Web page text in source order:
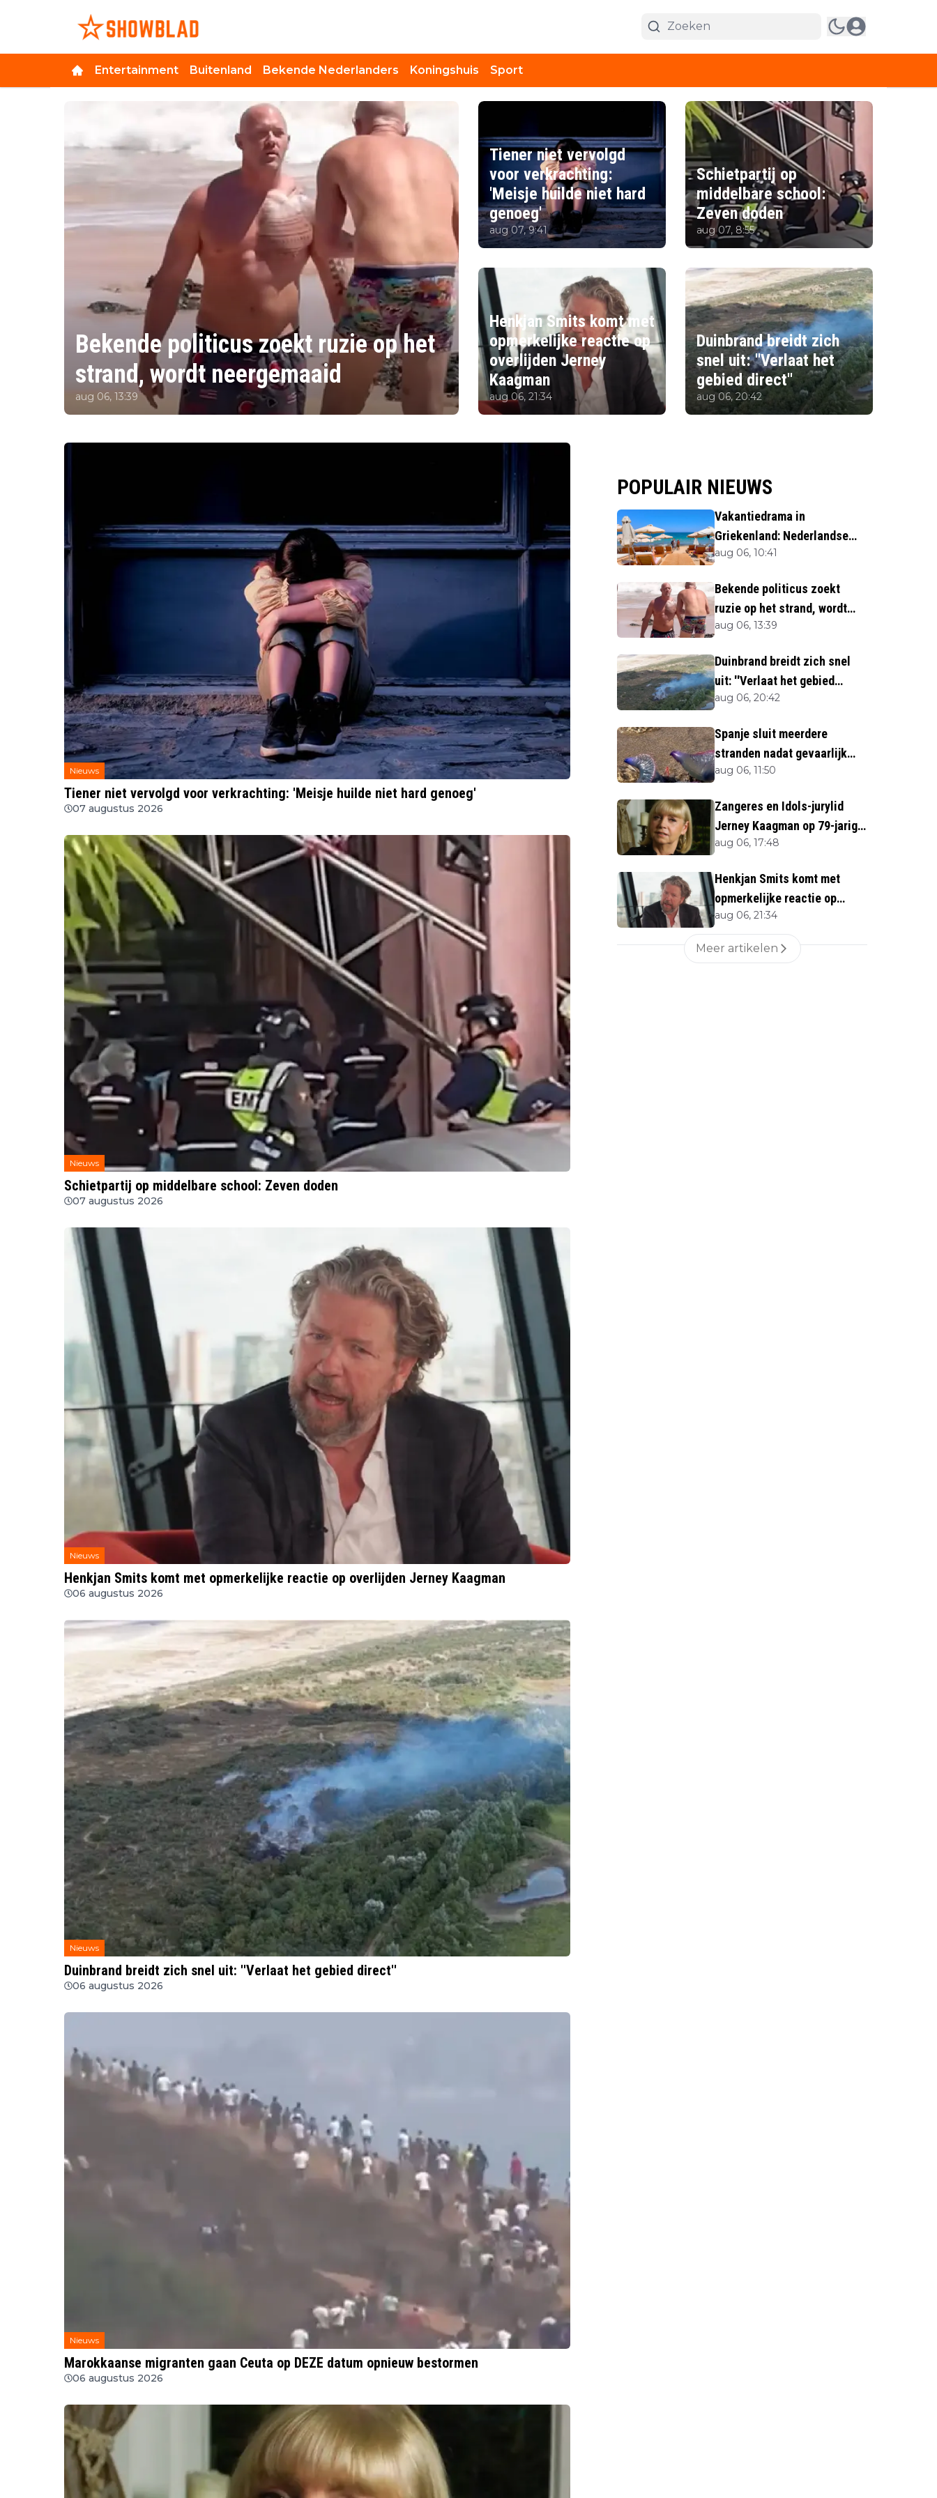
Entertainment Buitenland Bekende Nederlanders Koningshuis Sport
Bekende politicus zoekt ruzie op het
strand, wordt neergemaaid
aug 06, 13:39
Tiener niet vervolgd
voor verkrachting:
'Meisje huilde niet hard
genoeg'
aug 07, 9:41
Schietpartij op
middelbare school:
Zeven doden
aug 07, 8:55
Henkjan Smits komt met
opmerkelijke reactie op
overlijden Jerney
Kaagman
aug 06, 21:34
Duinbrand breidt zich
snel uit: ''Verlaat het
gebied direct''
aug 06, 20:42
Nieuws
Tiener niet vervolgd voor verkrachting: 'Meisje huilde niet hard genoeg'
07 augustus 2026
Nieuws
Schietpartij op middelbare school: Zeven doden
07 augustus 2026
Nieuws
Henkjan Smits komt met opmerkelijke reactie op overlijden Jerney Kaagman
06 augustus 2026
Nieuws
Duinbrand breidt zich snel uit: ''Verlaat het gebied direct''
06 augustus 2026
Nieuws
Marokkaanse migranten gaan Ceuta op DEZE datum opnieuw bestormen
06 augustus 2026
POPULAIR NIEUWS
Vakantiedrama in
Griekenland: Nederlandse
(40) omgekomen
aug 06, 10:41
Bekende politicus zoekt
ruzie op het strand, wordt
neergemaaid
aug 06, 13:39
Duinbrand breidt zich snel
uit: ''Verlaat het gebied
direct''
aug 06, 20:42
Spanje sluit meerdere
stranden nadat gevaarlijk
zeedier opduikt
aug 06, 11:50
Zangeres en Idols-jurylid
Jerney Kaagman op 79-jarige
leeftijd overleden
aug 06, 17:48
Henkjan Smits komt met
opmerkelijke reactie op
overlijden Jerney Kaagman
aug 06, 21:34
Meer artikelen